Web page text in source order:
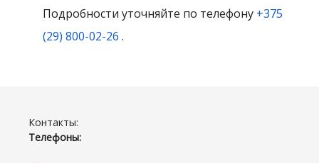
Подробности уточняйте по телефону +375
(29) 800-02-26 .
Контакты:
Телефоны: